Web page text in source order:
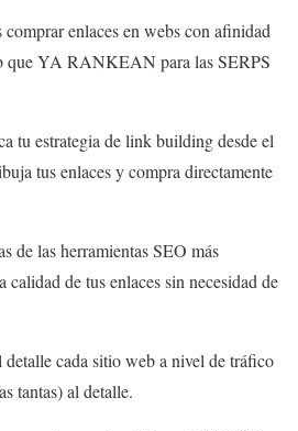
comprar enlaces en webs con afinidad
que YA RANKEAN para las SERPS
tu estrategia de link building desde el
tus enlaces y compra directamente
de las herramientas SEO más
calidad de tus enlaces sin necesidad de
detalle cada sitio web a nivel de tráfico
tantas) al detalle.